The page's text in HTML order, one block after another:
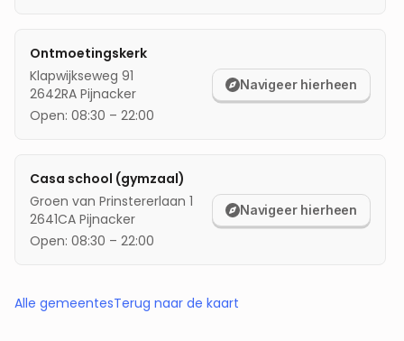
Ontmoetingskerk
Klapwijkseweg 91
2642RA Pijnacker
Open: 08:30 – 22:00
Navigeer hierheen
Casa school (gymzaal)
Groen van Prinstererlaan 1
2641CA Pijnacker
Open: 08:30 – 22:00
Navigeer hierheen
Alle gemeentesTerug naar de kaart